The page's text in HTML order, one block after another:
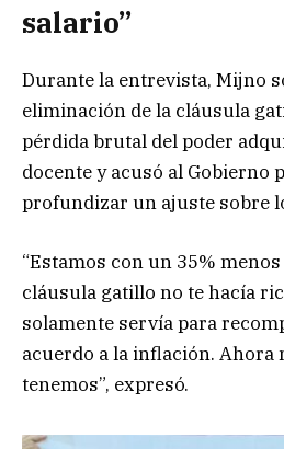
salario”
Durante la entrevista, Mijno
eliminación de la cláusula
pérdida brutal del poder
docente y acusó al Gobierno
profundizar un ajuste sobre
“Estamos con un 35%
cláusula gatillo no te hacía
solamente servía para
acuerdo a la inflación. Ahora
tenemos”, expresó.